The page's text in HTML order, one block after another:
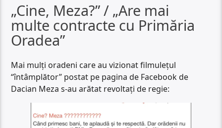
„Cine, Meza?” / „Are mai
multe contracte cu Primăria
Oradea”
Mai mulți oradeni care au vizionat filmulețul
“întâmplător” postat pe pagina de Facebook de
Dacian Meza s-au arătat revoltați de regie: